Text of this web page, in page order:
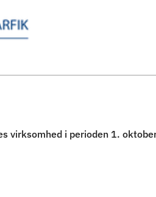
virksomhed i perioden 1.